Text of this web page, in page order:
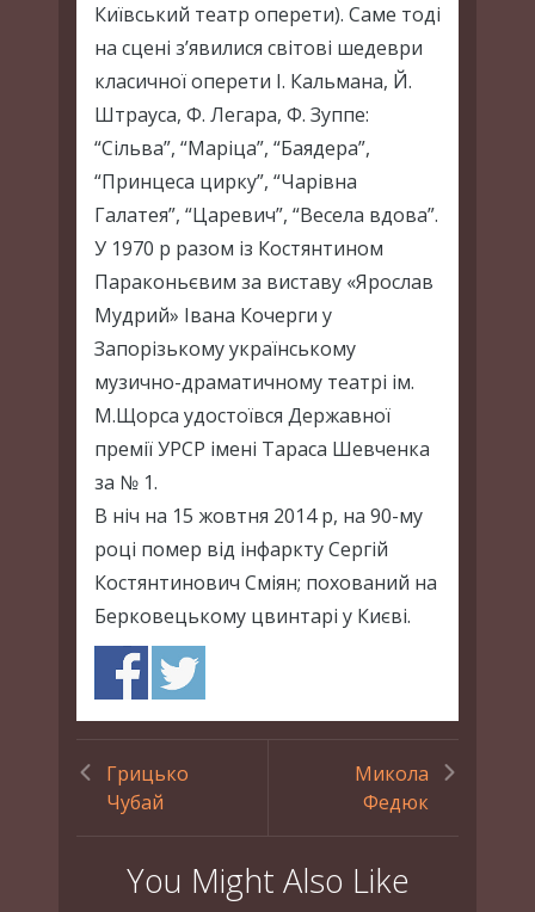
Київський театр оперети). Саме тоді
на сцені з’явилися світові шедеври
класичної оперети І. Кальмана, Й.
Штрауса, Ф. Легара, Ф. Зуппе:
“Сільва”, “Маріца”, “Баядера”,
“Принцеса цирку”, “Чарівна
Галатея”, “Царевич”, “Весела вдова”.
У 1970 р разом із Костянтином
Параконьєвим за виставу «Ярослав
Мудрий» Івана Кочерги у
Запорізькому українському
музично-драматичному театрі ім.
М.Щорса удостоївся Державної
премії УРСР імені Тараса Шевченка
за № 1.
В ніч на 15 жовтня 2014 р, на 90-му
році помер від інфаркту Сергій
Костянтинович Сміян; похований на
Берковецькому цвинтарі у Києві.
Грицько
Чубай
Микола
Федюк
You Might Also Like